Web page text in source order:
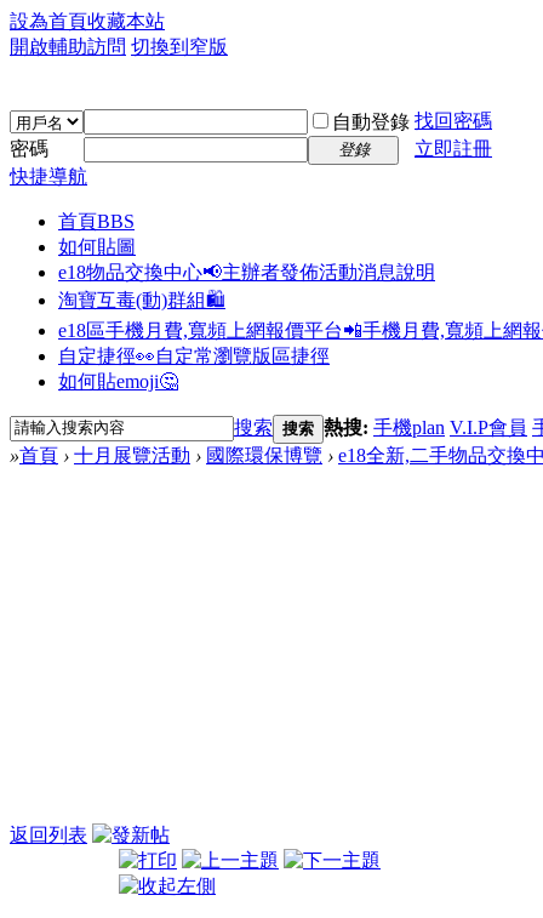
設為首頁收藏本站
開啟輔助訪問 切換到窄版
自動登錄 找回密碼
密碼
登錄
立即註冊
快捷導航
首頁BBS
如何貼圖
e18物品交換中心📢主辦者發佈活動消息說明
淘寶互毒(動)群組🛍️
e18區手機月費,寬頻上網報價平台📲手機月費,寬頻上網
自定捷徑👀自定常瀏覽版區捷徑
如何貼emoji🤔
搜索 搜索 熱搜: 手機plan V.I.P會員
»首頁 › 十月展覽活動 › 國際環保博覽 › e18全新,二手物品交換
返回列表